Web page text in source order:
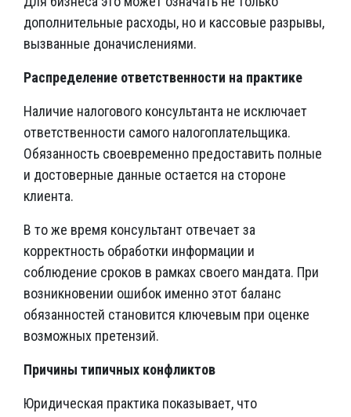
дополнительные расходы, но и кассовые разрывы,
вызванные доначислениями.
Распределение ответственности на практике
Наличие налогового консультанта не исключает
ответственности самого налогоплательщика.
Обязанность своевременно предоставить полные
и достоверные данные остается на стороне
клиента.
В то же время консультант отвечает за
корректность обработки информации и
соблюдение сроков в рамках своего мандата. При
возникновении ошибок именно этот баланс
обязанностей становится ключевым при оценке
возможных претензий.
Причины типичных конфликтов
Юридическая практика показывает, что